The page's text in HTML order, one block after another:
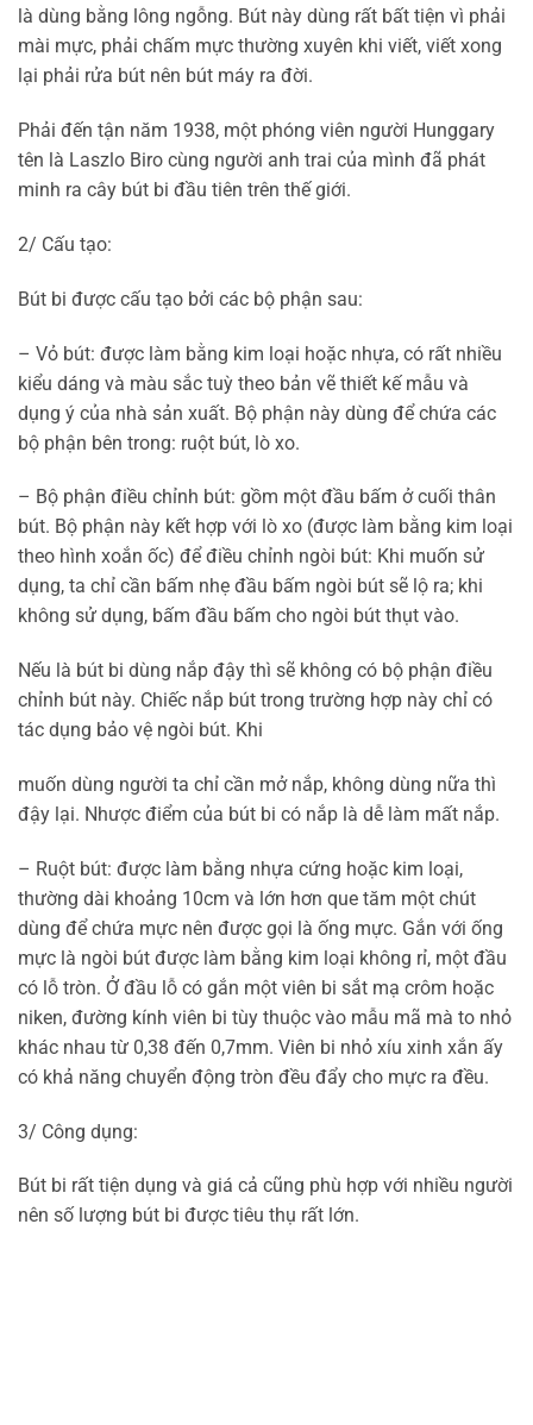
là dùng bằng lông ngỗng. Bút này dùng rất bất tiện vì phải
mài mực, phải chấm mực thường xuyên khi viết, viết xong
lại phải rửa bút nên bút máy ra đời.
Phải đến tận năm 1938, một phóng viên người Hunggary
tên là Laszlo Biro cùng người anh trai của mình đã phát
minh ra cây bút bi đầu tiên trên thế giới.
2/ Cấu tạo:
Bút bi được cấu tạo bởi các bộ phận sau:
– Vỏ bút: được làm bằng kim loại hoặc nhựa, có rất nhiều
kiểu dáng và màu sắc tuỳ theo bản vẽ thiết kế mẫu và
dụng ý của nhà sản xuất. Bộ phận này dùng để chứa các
bộ phận bên trong: ruột bút, lò xo.
– Bộ phận điều chỉnh bút: gồm một đầu bấm ở cuối thân
bút. Bộ phận này kết hợp với lò xo (được làm bằng kim loại
theo hình xoắn ốc) để điều chỉnh ngòi bút: Khi muốn sử
dụng, ta chỉ cần bấm nhẹ đầu bấm ngòi bút sẽ lộ ra; khi
không sử dụng, bấm đầu bấm cho ngòi bút thụt vào.
Nếu là bút bi dùng nắp đậy thì sẽ không có bộ phận điều
chỉnh bút này. Chiếc nắp bút trong trường hợp này chỉ có
tác dụng bảo vệ ngòi bút. Khi
muốn dùng người ta chỉ cần mở nắp, không dùng nữa thì
đậy lại. Nhược điểm của bút bi có nắp là dễ làm mất nắp.
– Ruột bút: được làm bằng nhựa cứng hoặc kim loại,
thường dài khoảng 10cm và lớn hơn que tăm một chút
dùng để chứa mực nên được gọi là ống mực. Gắn với ống
mực là ngòi bút được làm bằng kim loại không rỉ, một đầu
có lỗ tròn. Ở đầu lỗ có gắn một viên bi sắt mạ crôm hoặc
niken, đường kính viên bi tùy thuộc vào mẫu mã mà to nhỏ
khác nhau từ 0,38 đến 0,7mm. Viên bi nhỏ xíu xinh xắn ấy
có khả năng chuyển động tròn đều đẩy cho mực ra đều.
3/ Công dụng:
Bút bi rất tiện dụng và giá cả cũng phù hợp với nhiều người
nên số lượng bút bi được tiêu thụ rất lớn.